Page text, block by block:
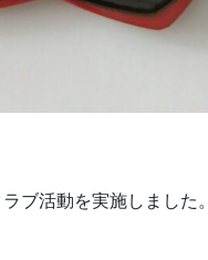
ブ活動を実施しました。